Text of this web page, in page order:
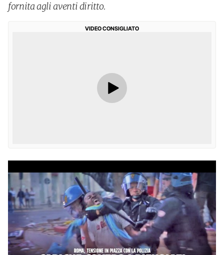
fornita agli aventi diritto.
VIDEO CONSIGLIATO